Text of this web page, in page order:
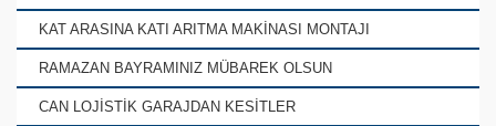
KAT ARASINA KATI ARITMA MAKİNASI MONTAJI
RAMAZAN BAYRAMINIZ MÜBAREK OLSUN
CAN LOJİSTİK GARAJDAN KESİTLER